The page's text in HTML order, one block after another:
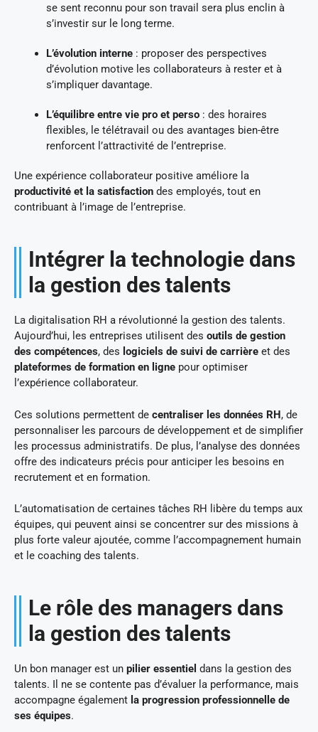
se sent reconnu pour son travail sera plus enclin à
s’investir sur le long terme.
L’évolution interne : proposer des perspectives
d’évolution motive les collaborateurs à rester et à
s’impliquer davantage.
L’équilibre entre vie pro et perso : des horaires
flexibles, le télétravail ou des avantages bien-être
renforcent l’attractivité de l’entreprise.
Une expérience collaborateur positive améliore la
productivité et la satisfaction des employés, tout en
contribuant à l’image de l’entreprise.
Intégrer la technologie dans
la gestion des talents
La digitalisation RH a révolutionné la gestion des talents.
Aujourd’hui, les entreprises utilisent des outils de gestion
des compétences, des logiciels de suivi de carrière et des
plateformes de formation en ligne pour optimiser
l’expérience collaborateur.
Ces solutions permettent de centraliser les données RH, de
personnaliser les parcours de développement et de simplifier
les processus administratifs. De plus, l’analyse des données
offre des indicateurs précis pour anticiper les besoins en
recrutement et en formation.
L’automatisation de certaines tâches RH libère du temps aux
équipes, qui peuvent ainsi se concentrer sur des missions à
plus forte valeur ajoutée, comme l’accompagnement humain
et le coaching des talents.
Le rôle des managers dans
la gestion des talents
Un bon manager est un pilier essentiel dans la gestion des
talents. Il ne se contente pas d’évaluer la performance, mais
accompagne également la progression professionnelle de
ses équipes.